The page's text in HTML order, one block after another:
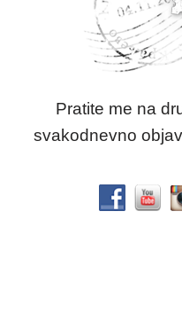
Pratite me na
svakodnevno